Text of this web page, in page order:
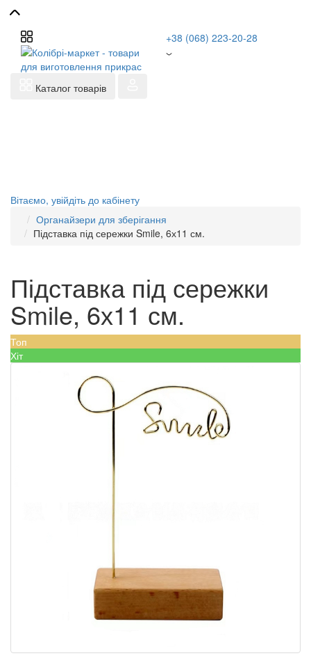
+38 (068) 223-20-28
Каталог товарів
Вітаємо, увійдіть до кабінету
Органайзери для зберігання
Підставка під сережки Smile, 6х11 см.
Підставка під сережки
Smile, 6х11 см.
Топ
Хіт